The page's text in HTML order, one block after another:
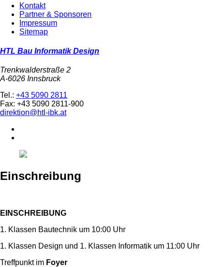
Kontakt
Partner & Sponsoren
Impressum
Sitemap
HTL Bau Informatik Design
Trenkwalderstraße 2
A-6026 Innsbruck
Tel.: +43 5090 2811
Fax: +43 5090 2811-900
direktion@htl-ibk.at
Einschreibung
EINSCHREIBUNG
1. Klassen Bautechnik um 10:00 Uhr
1. Klassen Design und 1. Klassen Informatik um 11:00 Uhr
Treffpunkt im Foyer